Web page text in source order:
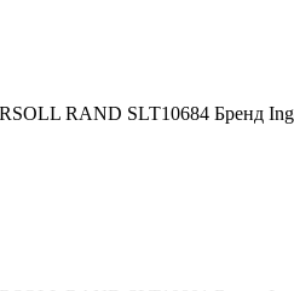
RAND SLT10684 Бренд